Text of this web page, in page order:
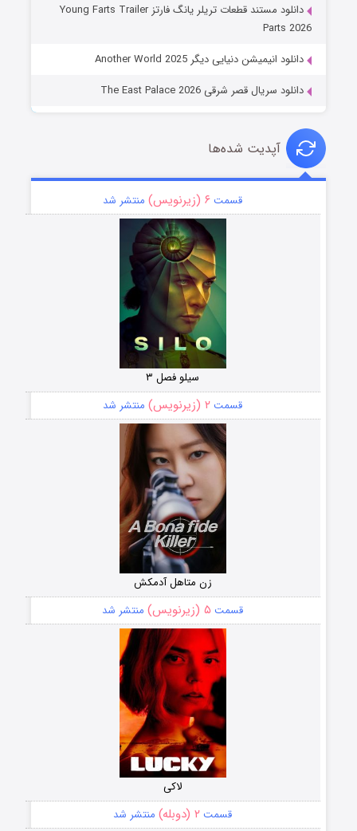
دانلود مستند قطعات تریلر یانگ فارتز Young Farts Trailer
Parts 2026
دانلود انیمیشن دنیایی دیگر Another World 2025
دانلود سریال قصر شرقی The East Palace 2026
آپدیت شده‌ها
قسمت ۶ (زیرنویس) منتشر شد
سیلو فصل ۳
قسمت ۲ (زیرنویس) منتشر شد
زن متاهل آدمکش
قسمت ۵ (زیرنویس) منتشر شد
لاکی
قسمت ۲ (دوبله) منتشر شد